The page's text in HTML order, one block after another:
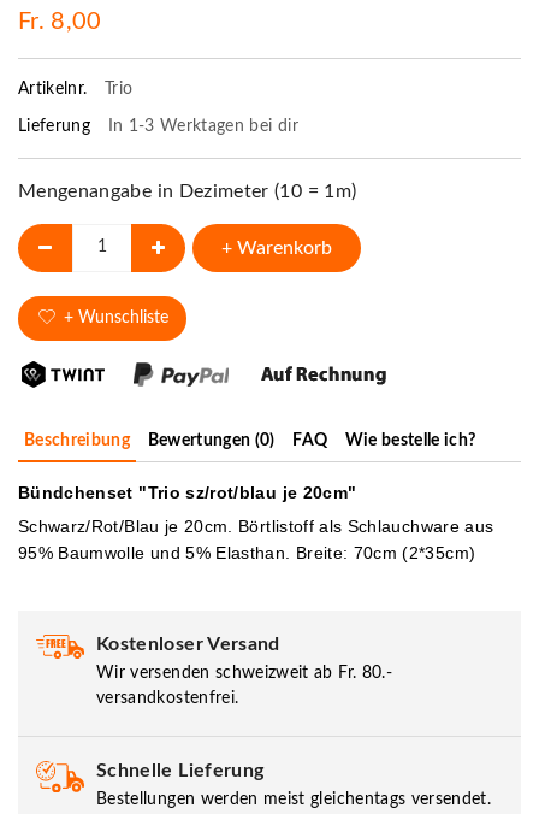
Fr. 8,00
Artikelnr. Trio
Lieferung In 1-3 Werktagen bei dir
Mengenangabe in Dezimeter (10 = 1m)
+ Warenkorb
+ Wunschliste
Beschreibung Bewertungen (0) FAQ Wie bestelle ich?
Bündchenset "Trio sz/rot/blau je 20cm"
Schwarz/Rot/Blau je 20cm. Börtlistoff als Schlauchware aus
95% Baumwolle und 5% Elasthan. Breite: 70cm (2*35cm)
Kostenloser Versand
Wir versenden schweizweit ab Fr. 80.-
versandkostenfrei.
Schnelle Lieferung
Bestellungen werden meist gleichentags versendet.